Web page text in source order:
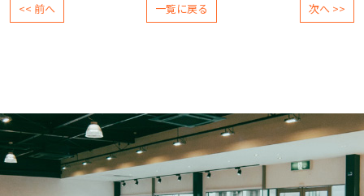
<< 前へ 一覧に戻る 次へ >>